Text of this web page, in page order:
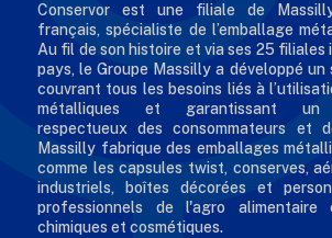
Conservor est une filiale de
français, spécialiste de l’emballage
Au fil de son histoire et via ses 25 filiales
pays, le Groupe Massilly a développé
couvrant tous les besoins liés à
métalliques et garantissant un
respectueux des consommateurs et
Massilly fabrique des emballages
comme les capsules twist, conserves,
industriels, boîtes décorées et
professionnels de l'agro alimentaire
chimiques et cosmétiques.